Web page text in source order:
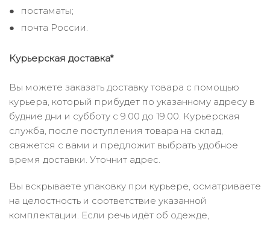
постаматы;
почта России.
Курьерская доставка*
Вы можете заказать доставку товара с помощью
курьера, который прибудет по указанному адресу в
будние дни и субботу с 9.00 до 19.00. Курьерская
служба, после поступления товара на склад,
свяжется с вами и предложит выбрать удобное
время доставки. Уточнит адрес.
Вы вскрываете упаковку при курьере, осматриваете
на целостность и соответствие указанной
комплектации. Если речь идёт об одежде,